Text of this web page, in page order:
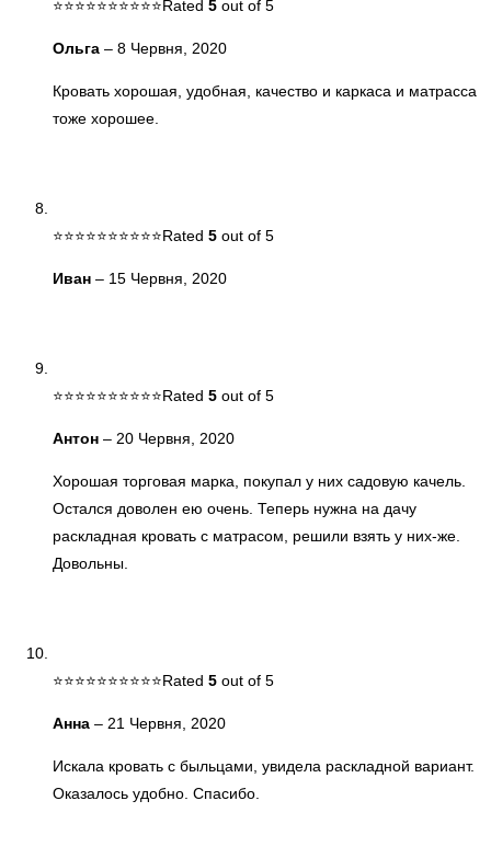
Rated 5 out of 5
Ольга – 8 Червня, 2020
Кровать хорошая, удобная, качество и каркаса и матрасса
тоже хорошее.
Rated 5 out of 5
Иван – 15 Червня, 2020
Rated 5 out of 5
Антон – 20 Червня, 2020
Хорошая торговая марка, покупал у них садовую качель.
Остался доволен ею очень. Теперь нужна на дачу
раскладная кровать с матрасом, решили взять у них-же.
Довольны.
Rated 5 out of 5
Анна – 21 Червня, 2020
Искала кровать с быльцами, увидела раскладной вариант.
Оказалось удобно. Спасибо.